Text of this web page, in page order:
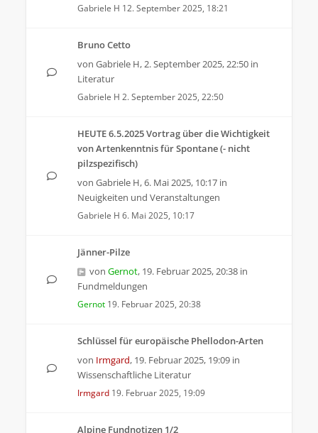
Gabriele H 12. September 2025, 18:21
Bruno Cetto
von Gabriele H,2. September 2025, 22:50 in
Literatur
Gabriele H 2. September 2025, 22:50
HEUTE 6.5.2025 Vortrag über die Wichtigkeit
von Artenkenntnis für Spontane (- nicht
pilzspezifisch)
von Gabriele H,6. Mai 2025, 10:17 in
Neuigkeiten und Veranstaltungen
Gabriele H 6. Mai 2025, 10:17
Jänner-Pilze
von Gernot, 19. Februar 2025, 20:38 in
Fundmeldungen
Gernot 19. Februar 2025, 20:38
Schlüssel für europäische Phellodon-Arten
von Irmgard, 19. Februar 2025, 19:09 in
Wissenschaftliche Literatur
Irmgard 19. Februar 2025, 19:09
Alpine Fundnotizen 1/2